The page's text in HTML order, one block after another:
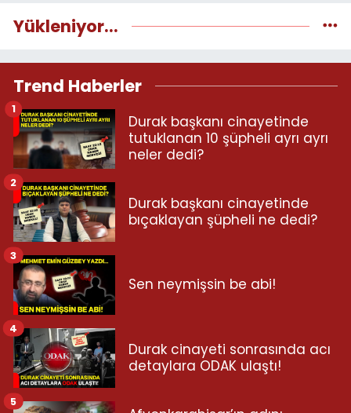
Yükleniyor...
Trend Haberler
Durak başkanı cinayetinde
tutuklanan 10 şüpheli ayrı ayrı
neler dedi?
1
Durak başkanı cinayetinde
bıçaklayan şüpheli ne dedi?
2
Sen neymişsin be abi!
3
Durak cinayeti sonrasında acı
detaylara ODAK ulaştı!
4
5